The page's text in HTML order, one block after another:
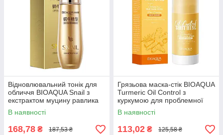
Відновлювальний тонік для
обличчя BIOAQUA Snail з
екстрактом муцину равлика
130 мл (BQY50288)
В наявності
168,78 ₴ 187,53 ₴
Грязьова маска-стік BIOAQUA
Turmeric Oil Control з
куркумою для проблемної
шкіри 40 г
В наявності
113,02 ₴ 125,58 ₴